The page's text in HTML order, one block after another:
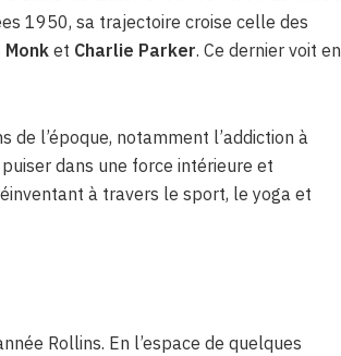
1950, sa trajectoire croise celle des
et Charlie Parker. Ce dernier voit en
l’époque, notamment l’addiction à
dans une force intérieure et
à travers le sport, le yoga et
Rollins. En l’espace de quelques